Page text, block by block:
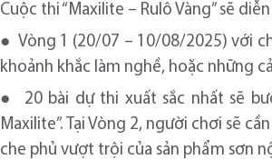
Cuộc thi “Maxilite – Rulô Vàng” sẽ
● Vòng 1 (20/07 – 10/08/2025) với
khoảnh khắc làm nghề, hoặc những
● 20 bài dự thi xuất sắc nhất sẽ
Maxilite”. Tại Vòng 2, người chơi sẽ
che phủ vượt trội của sản phẩm sơn